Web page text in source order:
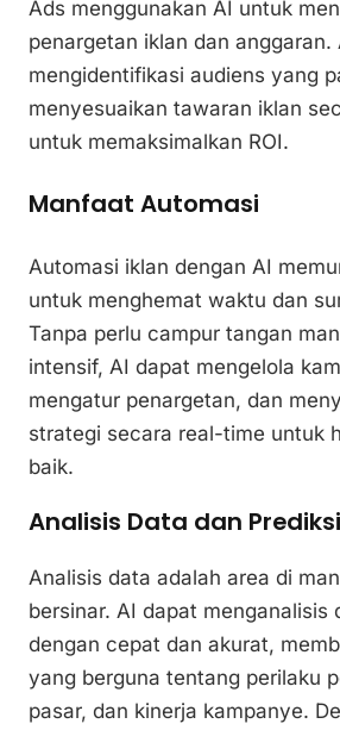
Ads menggunakan AI untuk
penargetan iklan dan anggaran.
mengidentifikasi audiens yang
menyesuaikan tawaran iklan
untuk memaksimalkan ROI.
Manfaat Automasi
Automasi iklan dengan AI
untuk menghemat waktu dan
Tanpa perlu campur tangan
intensif, AI dapat mengelola
mengatur penargetan, dan
strategi secara real-time untuk
baik.
Analisis Data dan Prediksi
Analisis data adalah area di
bersinar. AI dapat menganalisis
dengan cepat dan akurat,
yang berguna tentang perilaku
pasar, dan kinerja kampanye.